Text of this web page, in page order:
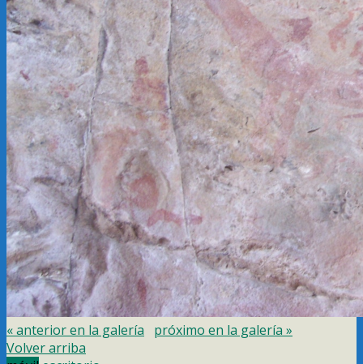
« anterior en la galería
próximo en la galería »
Volver arriba